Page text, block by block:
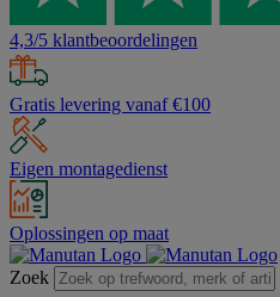
4,3/5 klantbeoordelingen
Gratis levering vanaf €100
Eigen montagedienst
Oplossingen op maat
Zoek